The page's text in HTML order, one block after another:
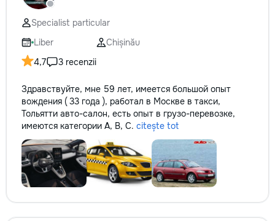
Specialist particular
Liber
Chișinău
4,7
3 recenzii
Здравствуйте, мне 59 лет, имеется большой опыт
вождения ( 33 года ), работал в Москве в такси,
Тольятти авто-салон, есть опыт в грузо-перевозке,
имеются категории A, B, C. citește tot